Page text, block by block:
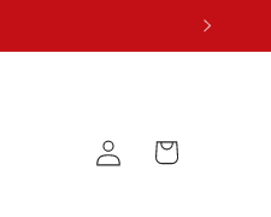
Logg
inn
Handlekurv